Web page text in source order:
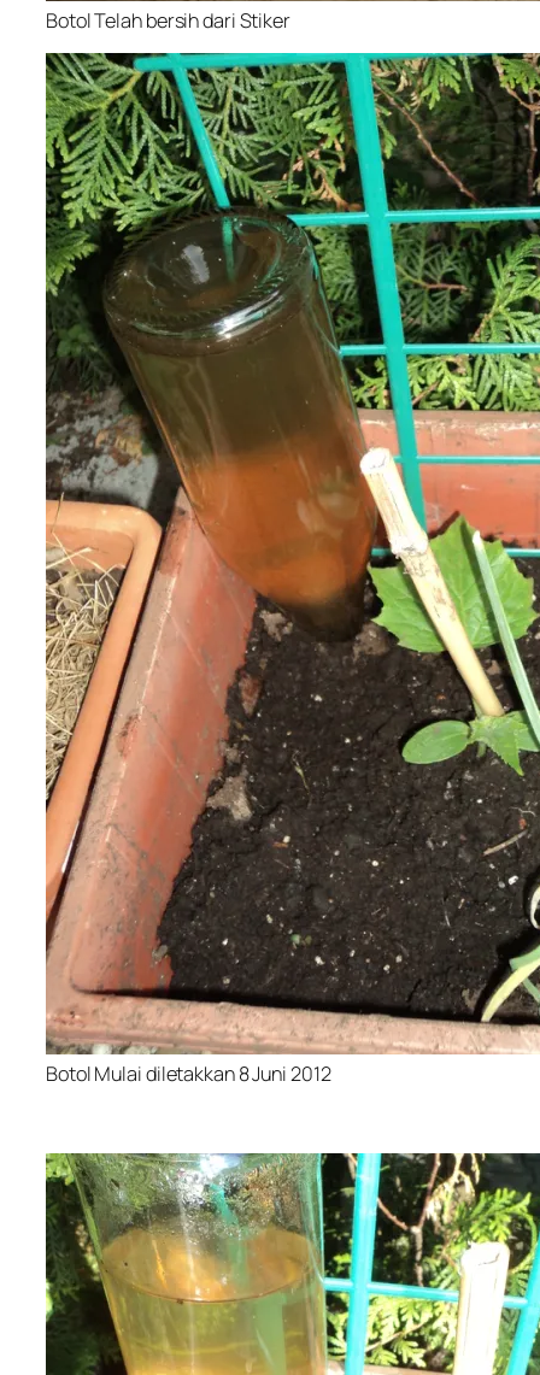
Botol Telah bersih dari Stiker
Botol Mulai diletakkan 8 Juni 2012